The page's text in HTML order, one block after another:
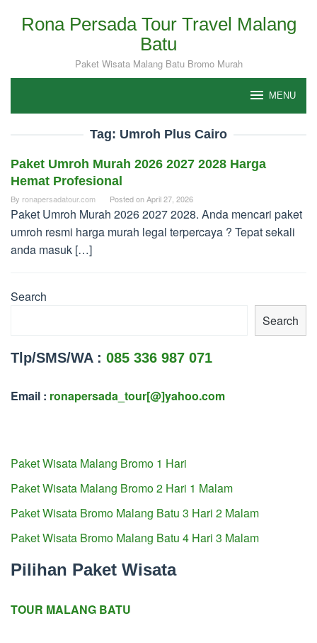
Rona Persada Tour Travel Malang
Batu
Paket Wisata Malang Batu Bromo Murah
MENU
Tag: Umroh Plus Cairo
Paket Umroh Murah 2026 2027 2028 Harga
Hemat Profesional
By ronapersadatour.com Posted onApril 27, 2026
Paket Umroh Murah 2026 2027 2028. Anda mencari paket
umroh resmi harga murah legal terpercaya ? Tepat sekali
anda masuk […]
Search
Search
Tlp/SMS/WA : 085 336 987 071
Email : ronapersada_tour[@]yahoo.com
Paket Wisata Malang Bromo 1 Hari
Paket Wisata Malang Bromo 2 Hari 1 Malam
Paket Wisata Bromo Malang Batu 3 Hari 2 Malam
Paket Wisata Bromo Malang Batu 4 Hari 3 Malam
Pilihan Paket Wisata
TOUR MALANG BATU